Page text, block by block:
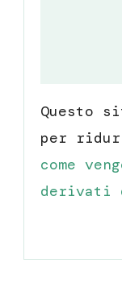
Questo
per
come
derivati